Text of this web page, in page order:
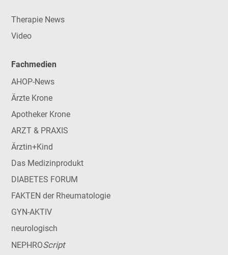
Therapie News
Video
Fachmedien
AHOP-News
Ärzte Krone
Apotheker Krone
ARZT & PRAXIS
Ärztin+Kind
Das Medizinprodukt
DIABETES FORUM
FAKTEN der Rheumatologie
GYN-AKTIV
neurologisch
NEPHROScript